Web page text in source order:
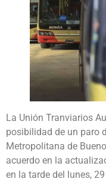
La Unión Tranviarios
posibilidad de un paro
Metropolitana de
acuerdo en la
en la tarde del lunes,